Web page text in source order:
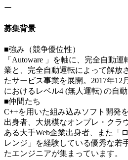
ー
募集背景
■強み（競争優位性）
「Autoware 」を軸に、完全自動
業と、完全自動運転によって解放
たサービス事業を展開。2017年12
におけるレベル4 (無人運転) の自
■仲間たち
C++を用いた組み込みソフト開発
出身者、大規模なオンプレ・クラ
ある大手Web企業出身者、また「
レンジ」を経験している優秀な若
たエンジニアが集まっています。